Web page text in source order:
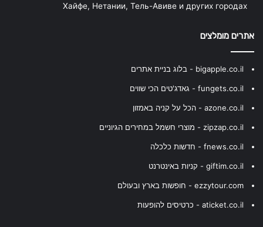
Хайфе, Нетании, Тель-Авиве и других городах
אתרים מומלצים
bigapple.co.il - בלוג בניית אתרים
fungets.co.il - גאדג'טים הכי שווים
azone.co.il - הכל על קניה באמזון
zipzap.co.il - מוצרי חשמל במחירים הגיוניים
fnews.co.il - חדשות כלכלה
giftim.co.il - קניות באינטרנט
ezzytour.com - חופשות בארץ ובעולם
aticket.co.il - כרטיסים להופעות